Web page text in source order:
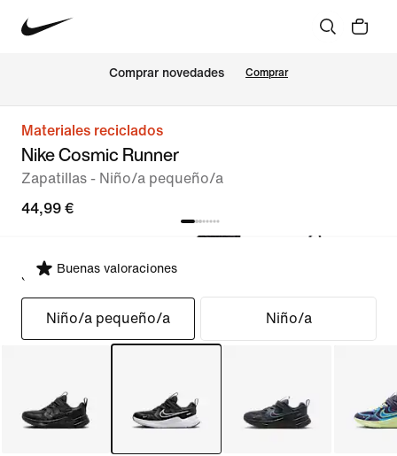
Comprar novedades Comprar
Materiales reciclados
Nike Cosmic Runner
Zapatillas - Niño/a pequeño/a
44,99 €
Buenas valoraciones
Seleccionar ajuste
Niño/a pequeño/a Niño/a